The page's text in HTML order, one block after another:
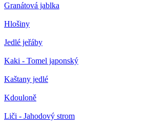
Granátová jablka
Hlošiny
Jedlé jeřáby
Kaki - Tomel japonský
Kaštany jedlé
Kdouloně
Liči - Jahodový strom